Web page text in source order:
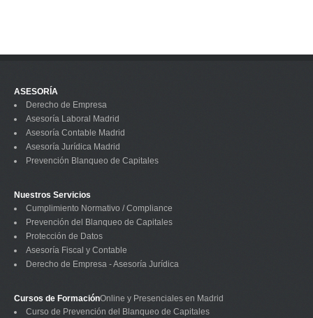
ASESORÍA
Derecho de Empresa
Asesoría Laboral Madrid
Asesoría Contable Madrid
Asesoría Jurídica Madrid
Prevención Blanqueo de Capitales
Nuestros Servicios
Cumplimiento Normativo / Compliance
Prevención del Blanqueo de Capitales
Protección de Datos
Asesoría Fiscal y Contable
Derecho de Empresa - Asesoría Jurídica
Cursos de FormaciónOnline y Presenciales en Madrid
Curso de Prevención del Blanqueo de Capitales